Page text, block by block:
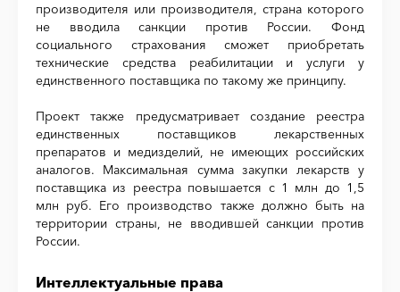
производителя или производителя, страна которого
не вводила санкции против России. Фонд
социального страхования сможет приобретать
технические средства реабилитации и услуги у
единственного поставщика по такому же принципу.
Проект также предусматривает создание реестра
единственных поставщиков лекарственных
препаратов и медизделий, не имеющих российских
аналогов. Максимальная сумма закупки лекарств у
поставщика из реестра повышается с 1 млн до 1,5
млн руб. Его производство также должно быть на
территории страны, не вводившей санкции против
России.
Интеллектуальные права